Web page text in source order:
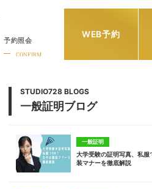
予約照会
CONFIRM
WEB予約
STUDIO728 BLOGS
一般証明ブログ
一般証明
大学受験の証明写真、私服
装マナーを徹底解説